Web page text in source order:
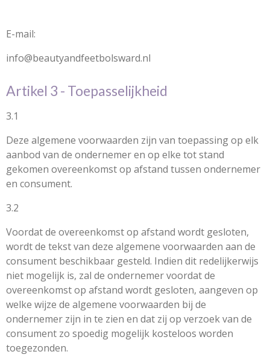
E-mail:
info@beautyandfeetbolsward.nl
Artikel 3 - Toepasselijkheid
3.1
Deze algemene voorwaarden zijn van toepassing op elk
aanbod van de ondernemer en op elke tot stand
gekomen overeenkomst op afstand tussen ondernemer
en consument.
3.2
Voordat de overeenkomst op afstand wordt gesloten,
wordt de tekst van deze algemene voorwaarden aan de
consument beschikbaar gesteld. Indien dit redelijkerwijs
niet mogelijk is, zal de ondernemer voordat de
overeenkomst op afstand wordt gesloten, aangeven op
welke wijze de algemene voorwaarden bij de
ondernemer zijn in te zien en dat zij op verzoek van de
consument zo spoedig mogelijk kosteloos worden
toegezonden.